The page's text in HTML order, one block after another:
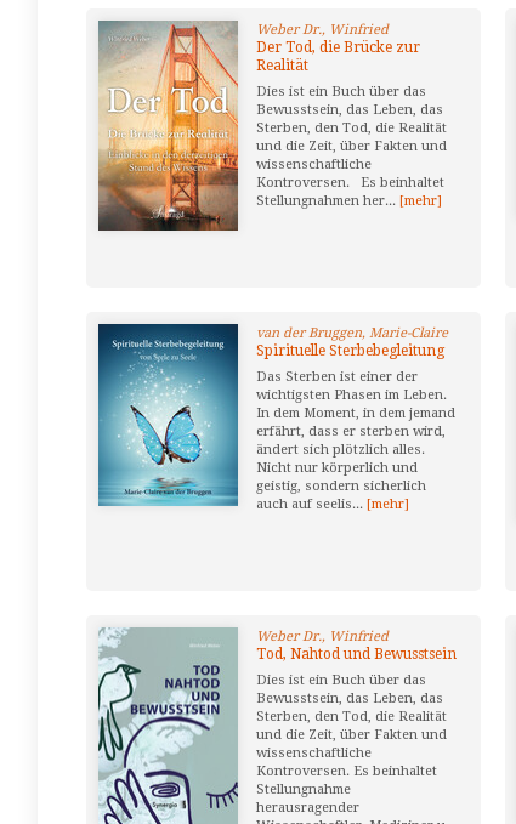
Weber Dr., Winfried
Der Tod, die Brücke zur
Realität
Dies ist ein Buch über das
Bewusstsein, das Leben, das
Sterben, den Tod, die Realität
und die Zeit, über Fakten und
wissenschaftliche
Kontroversen. Es beinhaltet
Stellungnahmen her... [mehr]
van der Bruggen, Marie-Claire
Spirituelle Sterbebegleitung
Das Sterben ist einer der
wichtigsten Phasen im Leben.
In dem Moment, in dem jemand
erfährt, dass er sterben wird,
ändert sich plötzlich alles.
Nicht nur körperlich und
geistig, sondern sicherlich
auch auf seelis... [mehr]
Weber Dr., Winfried
Tod, Nahtod und Bewusstsein
Dies ist ein Buch über das
Bewusstsein, das Leben, das
Sterben, den Tod, die Realität
und die Zeit, über Fakten und
wissenschaftliche
Kontroversen. Es beinhaltet
Stellungnahme
herausragender